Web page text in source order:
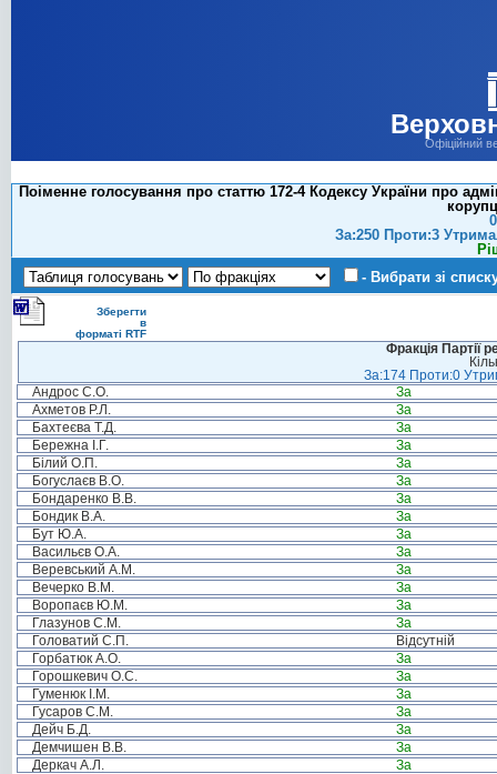
Офіційний
Поіменне голосування про статтю 172-4 Кодексу України про
За:250 Проти:3
- Вибрати зі
Зберегти
в
форматі RTF
Фракція Партії
За:174 Проти:0
Андрос С.О.
За
Ахметов Р.Л.
За
Бахтеєва Т.Д.
За
Бережна І.Г.
За
Білий О.П.
За
Богуслаєв В.О.
За
Бондаренко В.В.
За
Бондик В.А.
За
Бут Ю.А.
За
Васильєв О.А.
За
Веревський А.М.
За
Вечерко В.М.
За
Воропаєв Ю.М.
За
Глазунов С.М.
За
Головатий С.П.
Відсутній
Горбатюк А.О.
За
Горошкевич О.С.
За
Гуменюк І.М.
За
Гусаров С.М.
За
Дейч Б.Д.
За
Демчишен В.В.
За
Деркач А.Л.
За